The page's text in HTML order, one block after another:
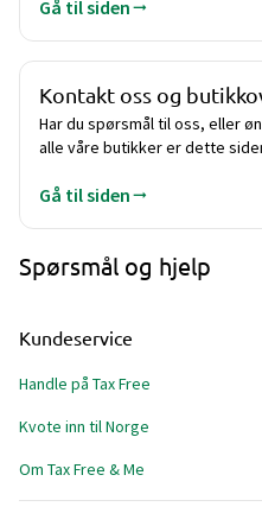
Gå til siden
Kontakt oss og
Har du spørsmål til oss, eller
alle våre butikker er dette
Gå til siden
Spørsmål og hjelp
Kundeservice
Handle på Tax Free
Kvote inn til Norge
Om Tax Free & Me